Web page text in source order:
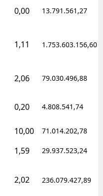
0,00 13.791.561,27
1,11 1.753.603.156,60
2,06 79.030.496,88
0,20 4.808.541,74
10,00 71.014.202,78
1,59 29.937.523,24
2,02 236.079.427,89